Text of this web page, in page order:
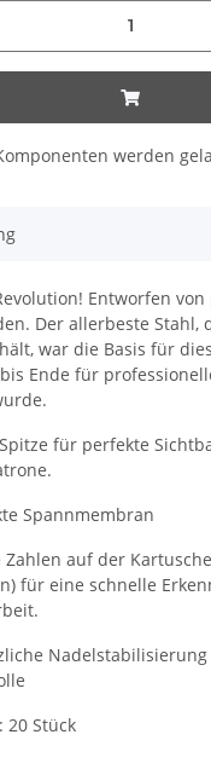
werden
Entworfen
Der allerbeste Stahl,
war die Basis für
Ende für
für perfekte
Spannmembran
Zahlen auf der
für eine schnelle
Nadelstabilisierung
20 Stück